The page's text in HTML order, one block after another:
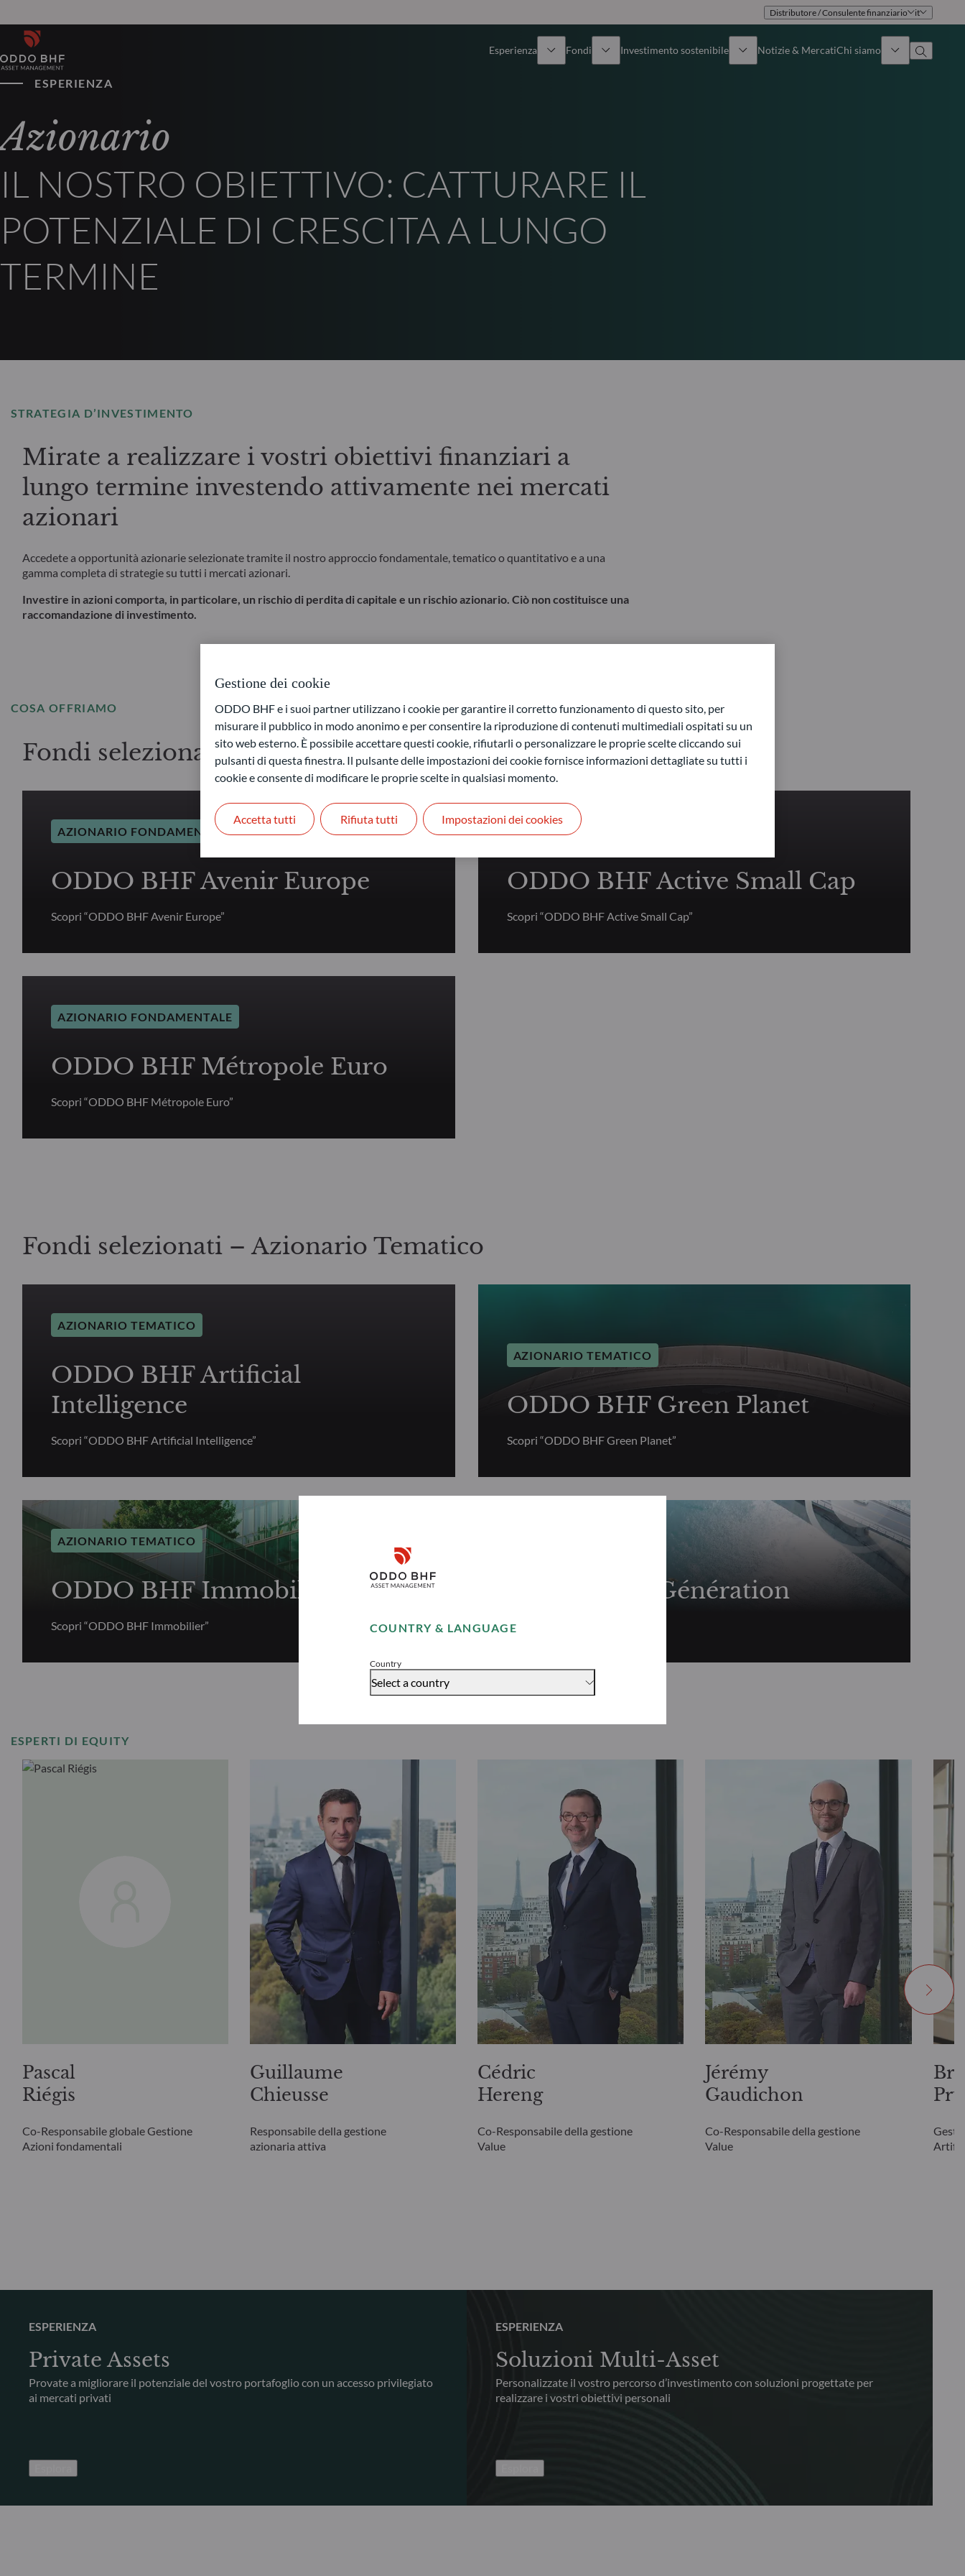
COUNTRY & LANGUAGE
Country
Select a country
Disclaimer
Accept
Distributore / Consulente finanziario it
Esperienza
Reddito fisso
Multi-Asset
Fondi
Come sottoscrivere
Investimento sostenibile Notizie & MercatiChi siamo
ESPERIENZA
Azionario
IL NOSTRO OBIETTIVO: CATTURARE IL
POTENZIALE DI CRESCITA A LUNGO
TERMINE
STRATEGIA D’INVESTIMENTO
Mirate a realizzare i vostri obiettivi finanziari a
lungo termine investendo attivamente nei mercati
azionari
Accedete a opportunità azionarie selezionate tramite il nostro approccio fondamentale, tematico o quantitativo e a una
gamma completa di strategie su tutti i mercati azionari.
Investire in azioni comporta, in particolare, un rischio di perdita di capitale e un rischio azionario. Ciò non costituisce una
raccomandazione di investimento.
COSA OFFRIAMO
Fondi selezionati – Azionario Fondamentale
AZIONARIO FONDAMENTALE
ODDO BHF Avenir Europe
Scopri “ODDO BHF Avenir Europe”
AZIONARIO FONDAMENTALE
ODDO BHF Active Small Cap
Scopri “ODDO BHF Active Small Cap”
AZIONARIO FONDAMENTALE
ODDO BHF Métropole Euro
Scopri “ODDO BHF Métropole Euro”
Fondi selezionati – Azionario Tematico
AZIONARIO TEMATICO
ODDO BHF Artificial
Intelligence
Scopri “ODDO BHF Artificial Intelligence”
AZIONARIO TEMATICO
ODDO BHF Green Planet
Scopri “ODDO BHF Green Planet”
AZIONARIO TEMATICO
ODDO BHF Immobilier
Scopri “ODDO BHF Immobilier”
ODDO BHF Génération
Scopri “ODDO BHF Génération”
ESPERTI DI EQUITY
Pascal
Riégis
Co-Responsabile globale Gestione
Azioni fondamentali
Guillaume
Chieusse
Responsabile della gestione
azionaria attiva
Cédric
Hereng
Co-Responsabile della gestione
Value
Jérémy
Gaudichon
Co-Responsabile della gestione
Value
ESPERIENZA
Private Assets
Provate a migliorare il potenziale del vostro portafoglio con un accesso privilegiato
ai mercati privati
ESPERIENZA
Soluzioni Multi-Asset
Personalizzate il vostro percorso d’investimento con soluzioni progettate per
realizzare i vostri obiettivi personali
Gestione dei cookie
ODDO BHF e i suoi partner utilizzano i cookie per garantire il corretto funzionamento di questo sito, per
misurare il pubblico in modo anonimo e per consentire la riproduzione di contenuti multimediali ospitati su un
sito web esterno. È possibile accettare questi cookie, rifiutarli o personalizzare le proprie scelte cliccando sui
pulsanti di questa finestra. Il pulsante delle impostazioni dei cookie fornisce informazioni dettagliate su tutti i
cookie e consente di modificare le proprie scelte in qualsiasi momento.
Rifiuta tutti
Accetta tutti Impostazioni dei cookies